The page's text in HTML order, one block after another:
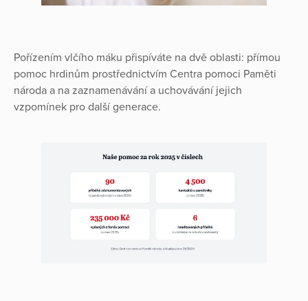
Pořízením vlčího máku přispíváte na dvě oblasti: přímou
pomoc hrdinům prostřednictvím Centra pomoci Paměti
národa a na zaznamenávání a uchovávání jejich
vzpomínek pro další generace.